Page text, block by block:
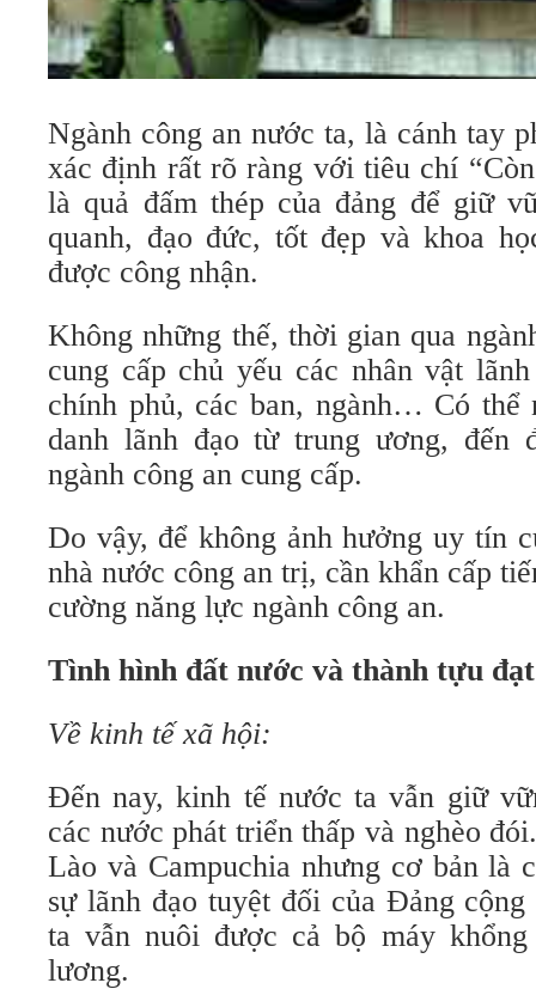
Ngành công an nước ta, là cánh tay
xác định rất rõ ràng với tiêu chí
là quả đấm thép của đảng để giữ
quanh, đạo đức, tốt đẹp và khoa
được công nhận.
Không những thế, thời gian qua
cung cấp chủ yếu các nhân vật
chính phủ, các ban, ngành… Có thể
danh lãnh đạo từ trung ương, đến
ngành công an cung cấp.
Do vậy, để không ảnh hưởng uy tín
nhà nước công an trị, cần khẩn cấp
cường năng lực ngành công an.
Tình hình đất nước và thành tựu
Về kinh tế xã hội:
Đến nay, kinh tế nước ta vẫn giữ
các nước phát triển thấp và nghèo
Lào và Campuchia nhưng cơ bản là
sự lãnh đạo tuyệt đối của Đảng
ta vẫn nuôi được cả bộ máy
lương.